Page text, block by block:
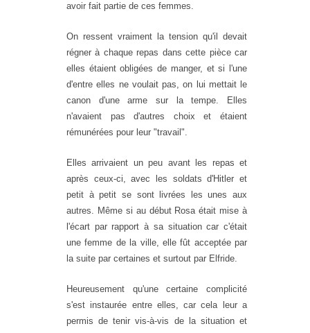
avoir fait partie de ces femmes.
On ressent vraiment la tension qu'il devait
régner à chaque repas dans cette pièce car
elles étaient obligées de manger, et si l'une
d'entre elles ne voulait pas, on lui mettait le
canon d'une arme sur la tempe. Elles
n'avaient pas d'autres choix et étaient
rémunérées pour leur "travail".
Elles arrivaient un peu avant les repas et
après ceux-ci, avec les soldats d'Hitler et
petit à petit se sont livrées les unes aux
autres. Même si au début Rosa était mise à
l'écart par rapport à sa situation car c'était
une femme de la ville, elle fût acceptée par
la suite par certaines et surtout par Elfride.
Heureusement qu'une certaine complicité
s'est instaurée entre elles, car cela leur a
permis de tenir vis-à-vis de la situation et